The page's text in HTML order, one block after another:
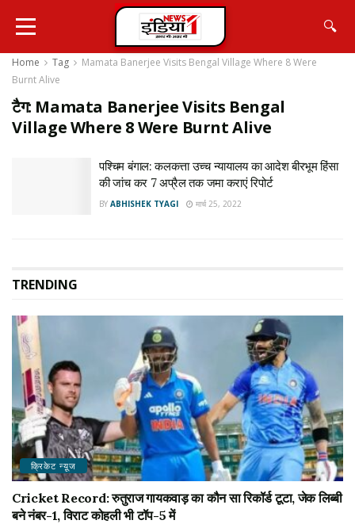
🔍
Home Tag
Mamata Banerjee Visits Bengal Village Where 8 Were
Burnt Alive
टैग: Mamata Banerjee Visits Bengal
Village Where 8 Were Burnt Alive
पश्चिम बंगाल: कलकत्ता उच्च न्यायालय का आदेश बीरभूम हिंसा
की जांच कर 7 अप्रैल तक जमा कराएं रिपोर्ट
BY ABHISHEK TYAGI मार्च 25, 2022
TRENDING
क्रिकेट न्यू़ज
Cricket Record: रुतुराज गायकवाड़ का कौन सा रिकॉर्ड टूटा, जेक लिब्बी
बने नंबर-1, विराट कोहली भी टॉप-5 में